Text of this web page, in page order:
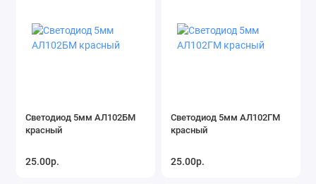
Светодиод 5мм АЛ102БМ
красный
25.00р.
Светодиод 5мм АЛ102ГМ
красный
25.00р.